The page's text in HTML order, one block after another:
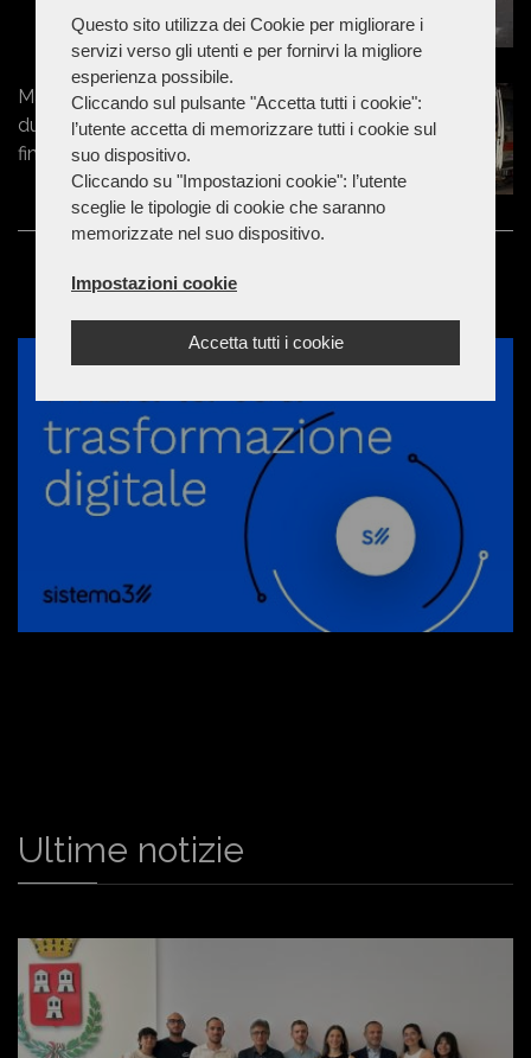
Questo sito utilizza dei Cookie per migliorare i
servizi verso gli utenti e per fornirvi la migliore
esperienza possibile.
Cliccando sul pulsante "Accetta tutti i cookie":
l’utente accetta di memorizzare tutti i cookie sul
suo dispositivo.
Cliccando su "Impostazioni cookie": l’utente
sceglie le tipologie di cookie che saranno
memorizzate nel suo dispositivo.
Impostazioni cookie
Accetta tutti i cookie
Marche - 50enne prova a separare
due ragazzini, ma viene colpito e
finisce in ospedale
Ultime notizie